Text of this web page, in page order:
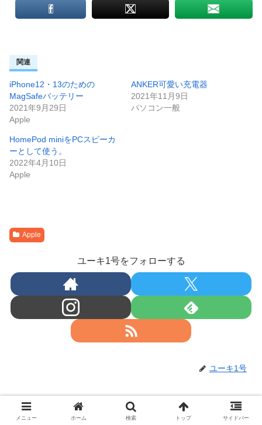
関連
iPhone12・13のための
MagSafeバッテリー
2021年9月29日
Apple
ANKER可愛い充電器
2021年11月9日
パソコン一般
HomePod miniをPCスピーカ
ーとして使う。
2022年4月10日
Apple
Apple
ユーキ1号をフォローする
ユーキ1号
関連記事
メニュー ホーム 検索 トップ サイドバー